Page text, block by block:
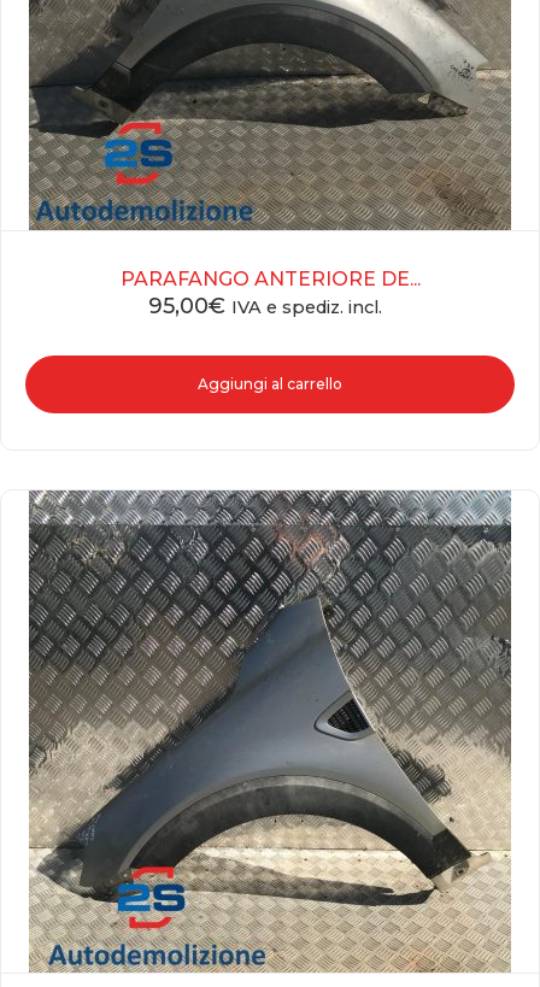
PARAFANGO ANTERIORE DE...
95,00€ IVA e spediz. incl.
Aggiungi al carrello